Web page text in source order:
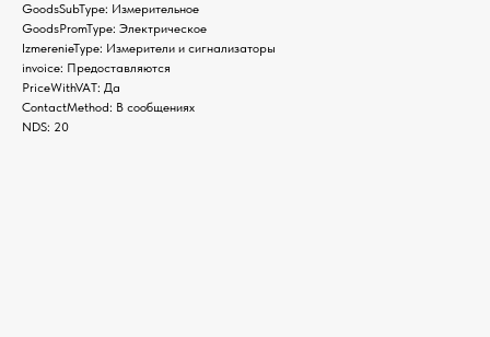
GoodsSubType: Измерительное
GoodsPromType: Электрическое
IzmerenieType: Измерители и сигнализаторы
invoice: Предоставляются
PriceWithVAT: Да
ContactMethod: В сообщениях
NDS: 20